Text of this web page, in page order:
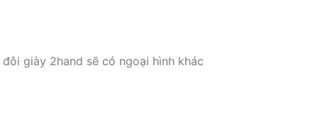
giày 2hand sẽ có ngoại hình khác